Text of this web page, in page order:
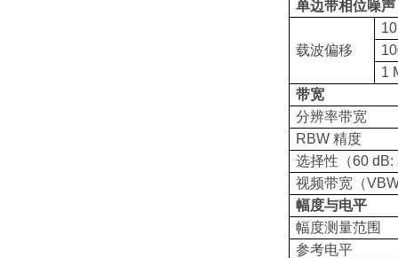
单边带相位噪
载波偏移
1
带宽
分辨率带宽
RBW 精度
选择性（60 dB:
视频带宽（
幅度与电平
幅度测量范围
参考电平